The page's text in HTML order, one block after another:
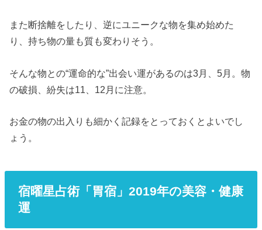
また断捨離をしたり、逆にユニークな物を集め始めた
り、持ち物の量も質も変わりそう。
そんな物との“運命的な”出会い運があるのは3月、5月。物
の破損、紛失は11、12月に注意。
お金の物の出入りも細かく記録をとっておくとよいでし
ょう。
宿曜星占術「胃宿」2019年の美容・健康
運